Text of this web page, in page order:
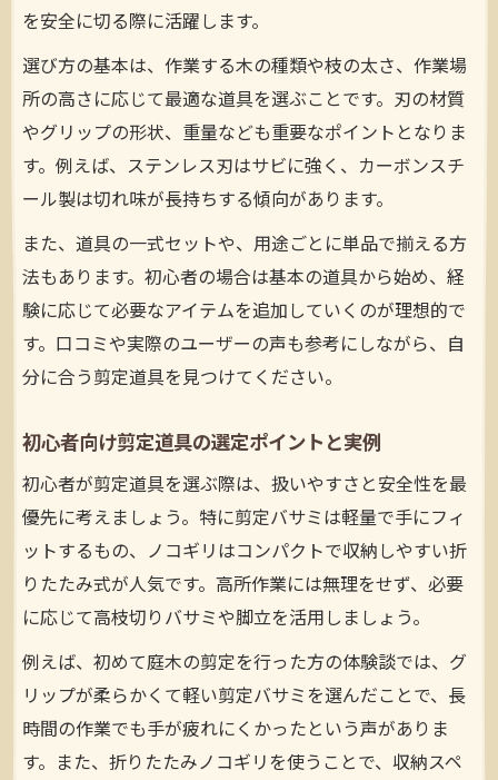
を安全に切る際に活躍します。
選び方の基本は、作業する木の種類や枝の太さ、作業場
所の高さに応じて最適な道具を選ぶことです。刃の材質
やグリップの形状、重量なども重要なポイントとなりま
す。例えば、ステンレス刃はサビに強く、カーボンスチ
ール製は切れ味が長持ちする傾向があります。
また、道具の一式セットや、用途ごとに単品で揃える方
法もあります。初心者の場合は基本の道具から始め、経
験に応じて必要なアイテムを追加していくのが理想的で
す。口コミや実際のユーザーの声も参考にしながら、自
分に合う剪定道具を見つけてください。
初心者向け剪定道具の選定ポイントと実例
初心者が剪定道具を選ぶ際は、扱いやすさと安全性を最
優先に考えましょう。特に剪定バサミは軽量で手にフィ
ットするもの、ノコギリはコンパクトで収納しやすい折
りたたみ式が人気です。高所作業には無理をせず、必要
に応じて高枝切りバサミや脚立を活用しましょう。
例えば、初めて庭木の剪定を行った方の体験談では、グ
リップが柔らかくて軽い剪定バサミを選んだことで、長
時間の作業でも手が疲れにくかったという声がありま
す。また、折りたたみノコギリを使うことで、収納スペ